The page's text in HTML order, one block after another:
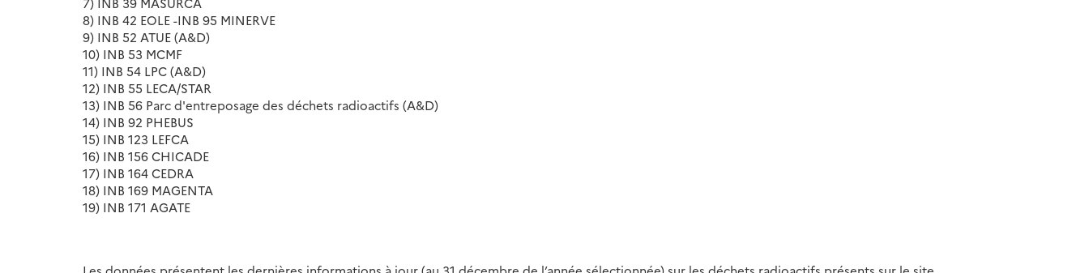
8) INB 42 EOLE -INB 95 MINERVE
9) INB 52 ATUE (A&D)
10) INB 53 MCMF
11) INB 54 LPC (A&D)
12) INB 55 LECA/STAR
13) INB 56 Parc d'entreposage des déchets radioactifs (A&D)
14) INB 92 PHEBUS
15) INB 123 LEFCA
16) INB 156 CHICADE
17) INB 164 CEDRA
18) INB 169 MAGENTA
19) INB 171 AGATE